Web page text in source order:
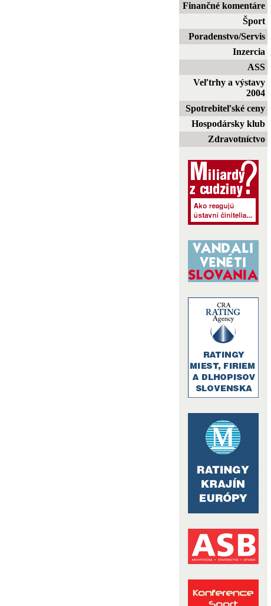
Finančné komentáre
Šport
Poradenstvo/Servis
Inzercia
ASS
Veľtrhy a výstavy
2004
Spotrebiteľské ceny
Hospodársky klub
Zdravotníctvo